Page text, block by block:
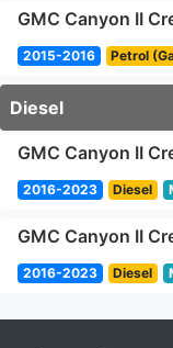
GMC Canyon II
2015-2016 Petrol
Diesel
GMC Canyon II
2016-2023 Diesel
GMC Canyon II
2016-2023 Diesel